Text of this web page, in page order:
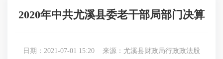
2020年中共尤溪县委老干部局部门决算
日期：2021-07-01 15:20 来源：尤溪县财政局行政政法股